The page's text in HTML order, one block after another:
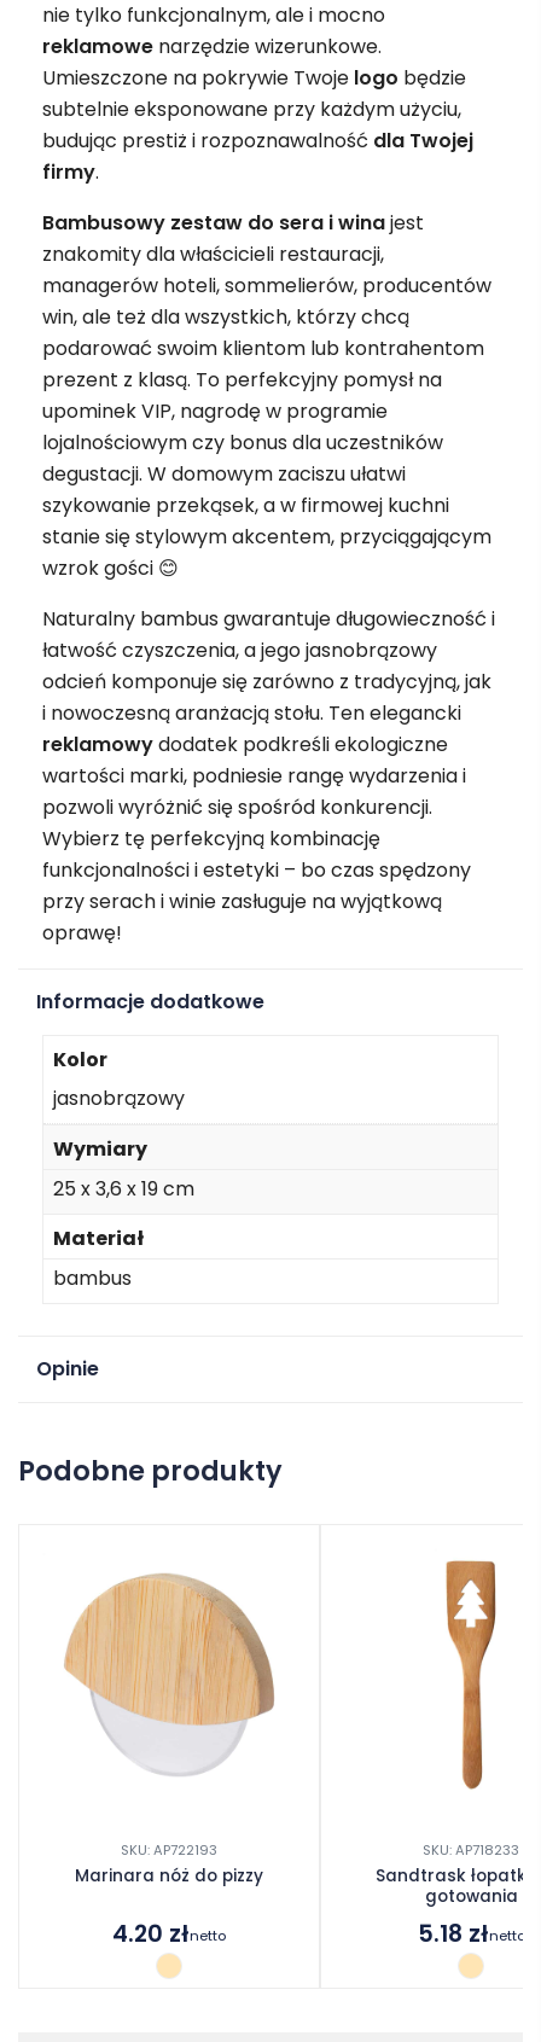
nie tylko funkcjonalnym, ale i mocno
reklamowe narzędzie wizerunkowe.
Umieszczone na pokrywie Twoje logo będzie
subtelnie eksponowane przy każdym użyciu,
budując prestiż i rozpoznawalność dla Twojej
firmy.
Bambusowy zestaw do sera i winajest
znakomity dla właścicieli restauracji,
managerów hoteli, sommelierów, producentów
win, ale też dla wszystkich, którzy chcą
podarować swoim klientom lub kontrahentom
prezent z klasą. To perfekcyjny pomysł na
upominek VIP, nagrodę w programie
lojalnościowym czy bonus dla uczestników
degustacji. W domowym zaciszu ułatwi
szykowanie przekąsek, a w firmowej kuchni
stanie się stylowym akcentem, przyciągającym
wzrok gości 😊
Naturalny bambus gwarantuje długowieczność i
łatwość czyszczenia, a jego jasnobrązowy
odcień komponuje się zarówno z tradycyjną, jak
i nowoczesną aranżacją stołu. Ten elegancki
reklamowydodatek podkreśli ekologiczne
wartości marki, podniesie rangę wydarzenia i
pozwoli wyróżnić się spośród konkurencji.
Wybierz tę perfekcyjną kombinację
funkcjonalności i estetyki – bo czas spędzony
przy serach i winie zasługuje na wyjątkową
oprawę!
Informacje dodatkowe
Kolor
jasnobrązowy
Wymiary
25 x 3,6 x 19 cm
Materiał
bambus
Opinie
Podobne produkty
SKU: AP722193
Marinara nóż do pizzy
4.20 złnetto
SKU: AP718233
Sandtrask
gotowania
5.18 złnetto